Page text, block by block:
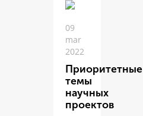
09
mar
2022
Приоритетные
темы
научных
проектов